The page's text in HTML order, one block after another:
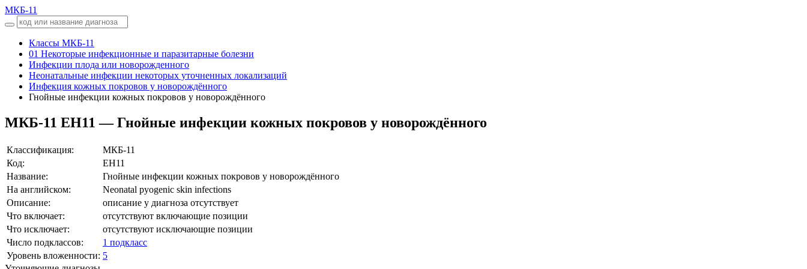
МКБ-11
Классы МКБ-11
01 Некоторые инфекционные и паразитарные болезни
Инфекции плода или новорожденного
Неонатальные инфекции некоторых уточненных локализаций
Инфекция кожных покровов у новорождённого
Гнойные инфекции кожных покровов у новорождённого
МКБ-11 EH11 — Гнойные инфекции кожных покровов у новорождённого
Классификация:
МКБ-11
Код:
EH11
Название:
Гнойные инфекции кожных покровов у новорождённого
На английском:
Neonatal pyogenic skin infections
Описание:
описание у диагноза отсутствует
Что включает:
отсутствуют включающие позиции
Что исключает:
отсутствуют исключающие позиции
Число подклассов:
1 подкласс
Уровень вложенности: 5